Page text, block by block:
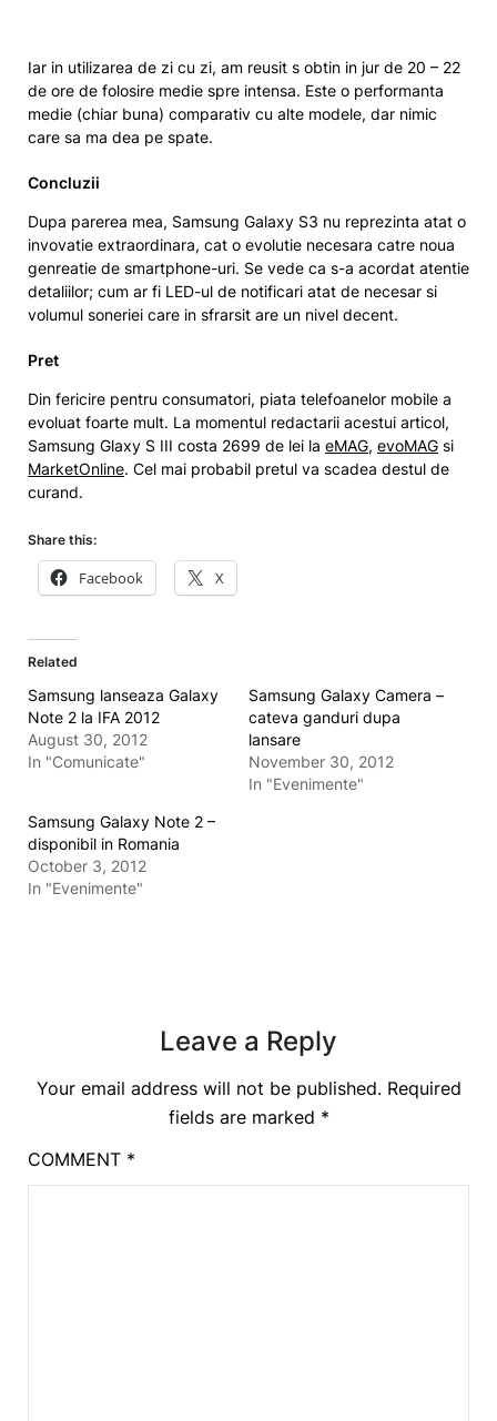
Iar in utilizarea de zi cu zi, am reusit s obtin in jur de 20 – 22
de ore de folosire medie spre intensa. Este o performanta
medie (chiar buna) comparativ cu alte modele, dar nimic
care sa ma dea pe spate.
Concluzii
Dupa parerea mea, Samsung Galaxy S3 nu reprezinta atat o
invovatie extraordinara, cat o evolutie necesara catre noua
genreatie de smartphone-uri. Se vede ca s-a acordat atentie
detaliilor; cum ar fi LED-ul de notificari atat de necesar si
volumul soneriei care in sfrarsit are un nivel decent.
Pret
Din fericire pentru consumatori, piata telefoanelor mobile a
evoluat foarte mult. La momentul redactarii acestui articol,
Samsung Glaxy S III costa 2699 de lei la eMAG, evoMAG si
MarketOnline. Cel mai probabil pretul va scadea destul de
curand.
Share this:
Facebook X
Related
Samsung lanseaza Galaxy
Note 2 la IFA 2012
August 30, 2012
In "Comunicate"
Samsung Galaxy Camera –
cateva ganduri dupa
lansare
November 30, 2012
In "Evenimente"
Samsung Galaxy Note 2 –
disponibil in Romania
October 3, 2012
In "Evenimente"
Leave a Reply
Your email address will not be published. Required
fields are marked *
COMMENT *